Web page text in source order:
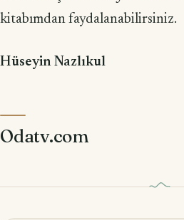
kitabımdan faydalanabilirsiniz.
Hüseyin Nazlıkul
Odatv.com